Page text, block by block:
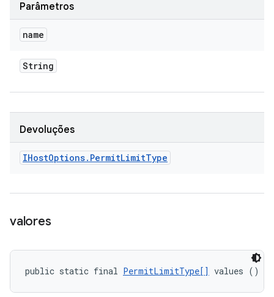
Parâmetros
name
String
Devoluções
IHostOptions. PermitLimitType
valores
public static final PermitLimitType[] values ()